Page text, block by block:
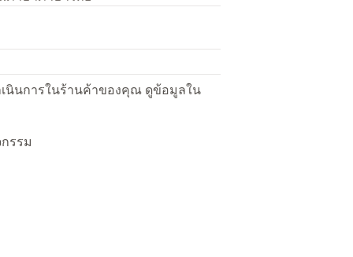
นินการในร้านค้าของคุณ ดูข้อมูลใน
รรม